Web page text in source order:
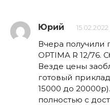
Юрий 15.02.2022
Вчера получили
OPTIMA R 12/76.
Везде цены
готовый
15000 до
полностью с